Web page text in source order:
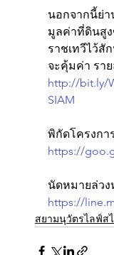
นอกจากนี้ย่า
มูลค่าที่ดินสู
ราชเทวีไว้สั
จะคุ้มค่า รา
http://bit.ly/
SIAM
พิกัดโครงกา
https://
นัดหมายล่วง
https://
สยามนุวัตรไลฟ์ส